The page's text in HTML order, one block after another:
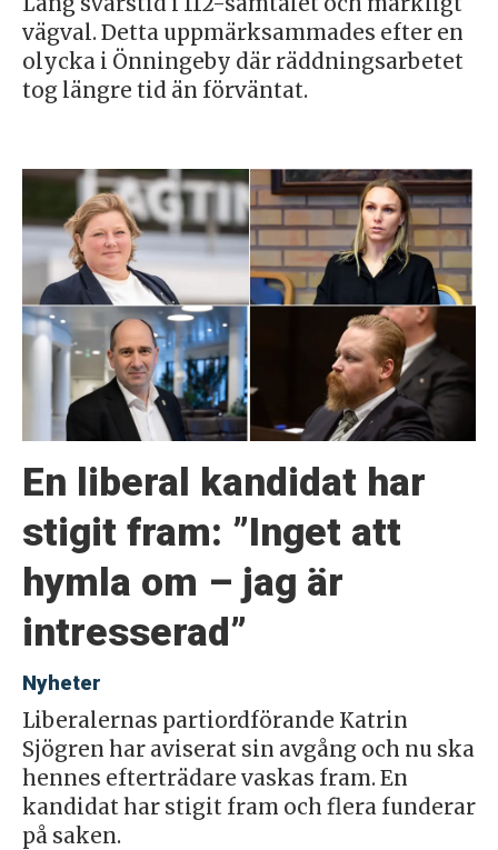
vägval. Detta uppmärksammades efter en
olycka i Önningeby där räddningsarbetet
tog längre tid än förväntat.
En liberal kandidat har
stigit fram: ”Inget att
hymla om – jag är
intresserad”
Nyheter
Liberalernas partiordförande Katrin
Sjögren har aviserat sin avgång och nu ska
hennes efterträdare vaskas fram. En
kandidat har stigit fram och flera funderar
på saken.